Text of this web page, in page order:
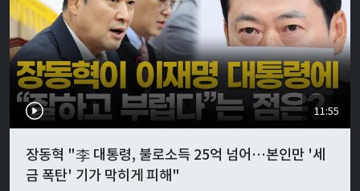
11:55
장동혁 "李 대통령, 불로소득 25억 넘어…본인만 '세
금 폭탄' 기가 막히게 피해"